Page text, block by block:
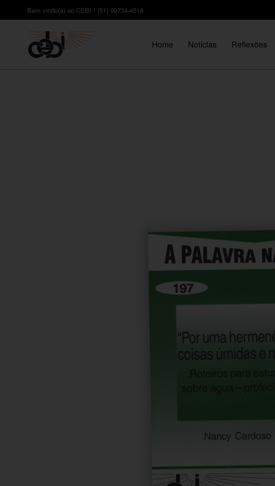
Bem vindo(a) ao CEBI ! (51) 99734-4518
Home Notícias Reflexões